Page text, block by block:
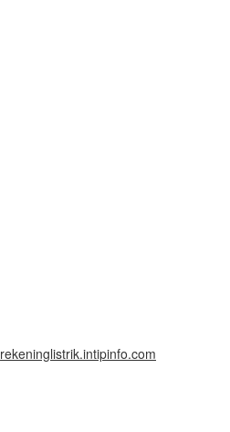
rekeninglistrik.intipinfo.com